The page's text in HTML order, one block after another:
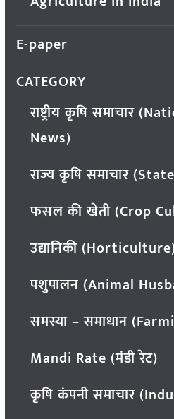
E-paper
CATEGORY
राष्ट्रीय कृषि समाचार
News)
राज्य कृषि समाचार
फसल की खेती (Crop
उद्यानिकी
पशुपालन (Animal
समस्या – समाधान
Mandi Rate (मंडी रेट)
कृषि कंपनी समाचार